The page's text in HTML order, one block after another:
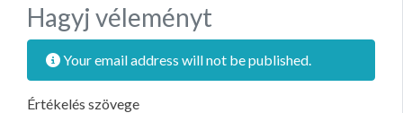
Hagyj véleményt
Your email address will not be published.
Értékelés szövege